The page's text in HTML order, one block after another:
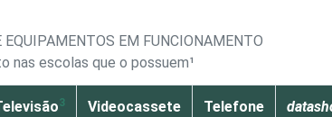
EM FUNCIONAMENTO
nas escolas que o possuem¹
3
Videocassete
Telefone